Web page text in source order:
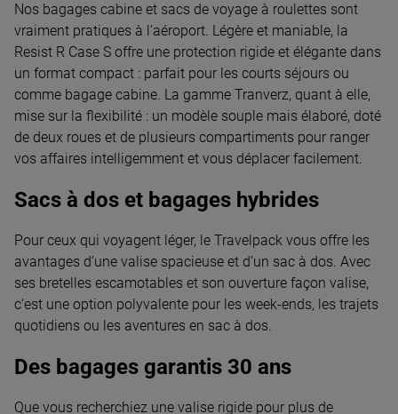
Nos bagages cabine et sacs de voyage à roulettes sont
vraiment pratiques à l’aéroport. Légère et maniable, la
Resist R Case S offre une protection rigide et élégante dans
un format compact : parfait pour les courts séjours ou
comme bagage cabine. La gamme Tranverz, quant à elle,
mise sur la flexibilité : un modèle souple mais élaboré, doté
de deux roues et de plusieurs compartiments pour ranger
vos affaires intelligemment et vous déplacer facilement.
Sacs à dos et bagages hybrides
Pour ceux qui voyagent léger, le Travelpack vous offre les
avantages d’une valise spacieuse et d’un sac à dos. Avec
ses bretelles escamotables et son ouverture façon valise,
c’est une option polyvalente pour les week-ends, les trajets
quotidiens ou les aventures en sac à dos.
Des bagages garantis 30 ans
Que vous recherchiez une valise rigide pour plus de